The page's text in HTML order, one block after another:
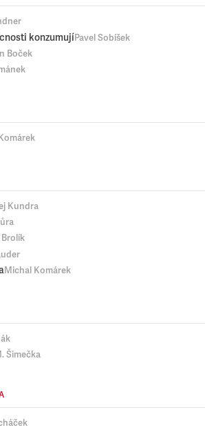
konzumujíPavel Sobíšek
Boček
Kundra
Brolík
Michal Komárek
Šimečka